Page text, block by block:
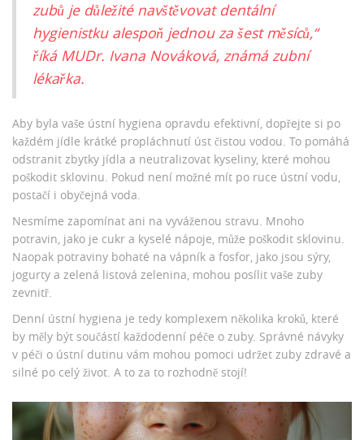
zubů je důležité navštěvovat dentální
hygienistku alespoň jednou za šest měsíců,“
říká MUDr. Ivana Nováková, známá zubní
lékařka.
Aby byla vaše ústní hygiena opravdu efektivní, dopřejte si po
každém jídle krátké propláchnutí úst čistou vodou. To pomáhá
odstranit zbytky jídla a neutralizovat kyseliny, které mohou
poškodit sklovinu. Pokud není možné mít po ruce ústní vodu,
postačí i obyčejná voda.
Nesmíme zapomínat ani na vyváženou stravu. Mnoho
potravin, jako je cukr a kyselé nápoje, může poškodit sklovinu.
Naopak potraviny bohaté na vápník a fosfor, jako jsou sýry,
jogurty a zelená listová zelenina, mohou posílit vaše zuby
zevnitř.
Denní ústní hygiena je tedy komplexem několika kroků, které
by měly být součástí každodenní péče o zuby. Správné návyky
v péči o ústní dutinu vám mohou pomoci udržet zuby zdravé a
silné po celý život. A to za to rozhodně stojí!